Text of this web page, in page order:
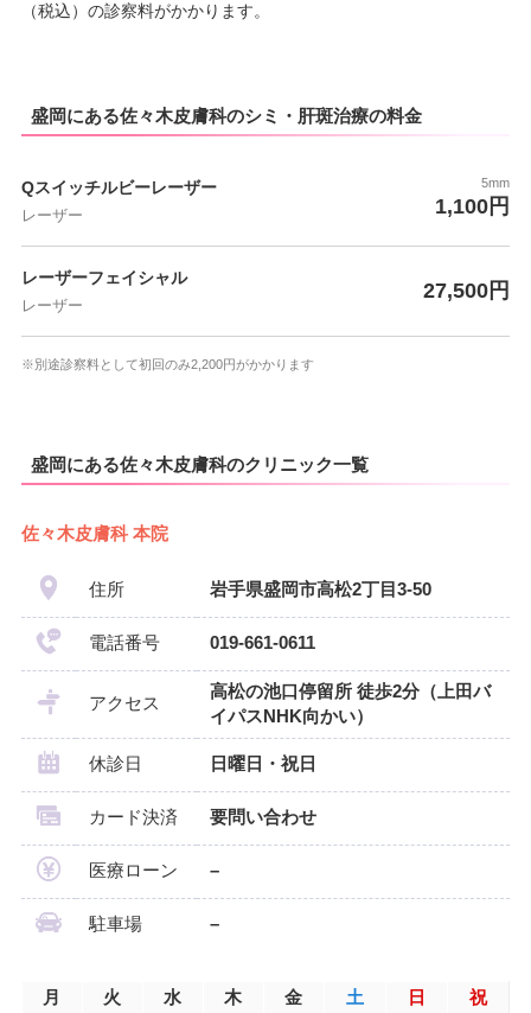
（税込）の診察料がかかります。
盛岡にある佐々木皮膚科のシミ・肝斑治療の料金
Qスイッチルビーレーザー
レーザー
5mm
1,100円
レーザーフェイシャル
レーザー
27,500円
※別途診察料として初回のみ2,200円がかかります
盛岡にある佐々木皮膚科のクリニック一覧
佐々木皮膚科 本院
住所 岩手県盛岡市高松2丁目3-50
電話番号 019-661-0611
アクセス
高松の池口停留所 徒歩2分（上田バ
イパスNHK向かい）
休診日 日曜日・祝日
カード決済 要問い合わせ
医療ローン –
駐車場 –
月 火 水 木 金 土 日 祝